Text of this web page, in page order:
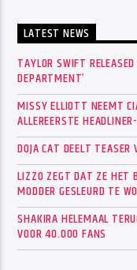
LATEST NEWS
TAYLOR SWIFT
DEPARTMENT’
MISSY ELLIOTT NEEMT
ALLEREERSTE
DOJA CAT DEELT TEASER
LIZZO ZEGT DAT ZE HET
MODDER GESLEURD TE
SHAKIRA HELEMAAL
VOOR 40.000 FANS